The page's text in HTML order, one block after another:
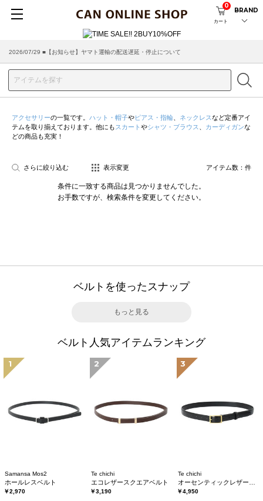
カート
0
BRAND
2026/07/29 ■【お知らせ】ヤマト運輸の配送遅延・停止について
2026/03/18 ■店舗受け取りサービスのご案内
アクセサリーの一覧です。 ハット・帽子やピアス・指輪 ネックレスなど定番アイ
テムを取り揃えております。他にも スカート やシャツ・ブラウス カーディガンな
どの商品も充実！
さらに絞り込む 表示変更 アイテム数： 件
条件に一致する商品は見つかりませんでした。
お手数ですが、検索条件を変更してください。
ベルトを使ったスナップ
もっと見る
ベルト人気アイテムランキング
1
Samansa Mos2
ホールレスベルト
￥2,970
2
Te chichi
エコレザースクエアベルト
￥3,190
3
Te chichi
￥4,950